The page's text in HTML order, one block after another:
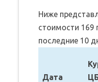
Ниже
стоимости 169
последние 10
Дата